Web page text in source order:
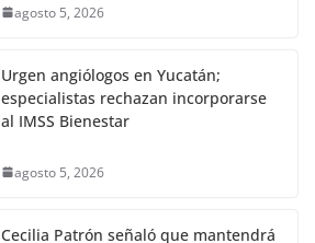
agosto 5, 2026
Urgen angiólogos en Yucatán;
especialistas rechazan incorporarse
al IMSS Bienestar
agosto 5, 2026
Cecilia Patrón señaló que mantendrá